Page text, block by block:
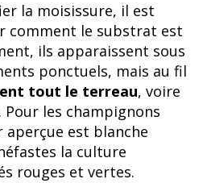
la moisissure, il est
comment le substrat est
ils apparaissent sous
ponctuels, mais au fil
tout le terreau, voire
les champignons
aperçue est blanche
la culture
rouges et vertes.